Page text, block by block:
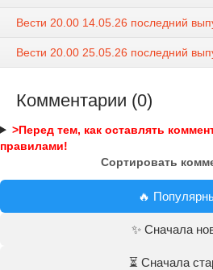
Вести 20.00 14.05.26 последний
Вести 20.00 25.05.26 последний
Комментарии (0)
>Перед тем, как оставлять
правилами!
Сортировать
🔥
✨ Сначала
⏳ Сначала